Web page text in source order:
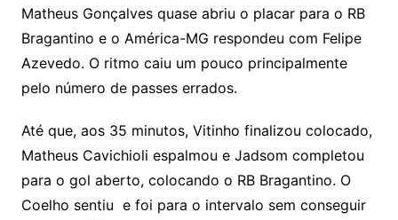
Matheus Gonçalves quase abriu o placar para o RB
Bragantino e o América-MG respondeu com Felipe
Azevedo. O ritmo caiu um pouco principalmente
pelo número de passes errados.
Até que, aos 35 minutos, Vitinho finalizou colocado,
Matheus Cavichioli espalmou e Jadsom completou
para o gol aberto, colocando o RB Bragantino. O
Coelho sentiu e foi para o intervalo sem conseguir